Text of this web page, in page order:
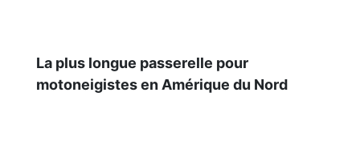
La plus longue passerelle pour
motoneigistes en Amérique du Nord